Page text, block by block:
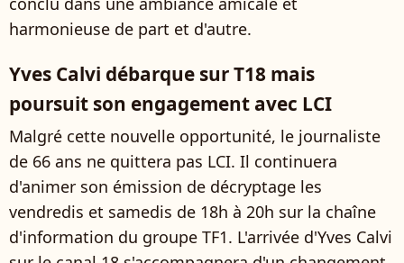
harmonieuse de part et d'autre.
Yves Calvi débarque sur T18 mais
poursuit son engagement avec LCI
Malgré cette nouvelle opportunité, le journaliste
de 66 ans ne quittera pas LCI. Il continuera
d'animer son émission de décryptage les
vendredis et samedis de 18h à 20h sur la chaîne
d'information du groupe TF1. L'arrivée d'Yves Calvi